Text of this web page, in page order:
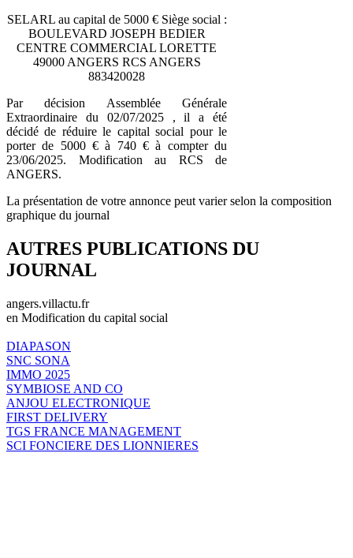
SELARL au capital de 5000 € Siège social :
BOULEVARD JOSEPH BEDIER
CENTRE COMMERCIAL LORETTE
49000 ANGERS RCS ANGERS
883420028
Par décision Assemblée Générale
Extraordinaire du 02/07/2025 , il a été
décidé de réduire le capital social pour le
porter de 5000 € à 740 € à compter du
23/06/2025. Modification au RCS de
ANGERS.
La présentation de votre annonce peut varier selon la composition
graphique du journal
AUTRES PUBLICATIONS DU
JOURNAL
angers.villactu.fr
en Modification du capital social
DIAPASON
SNC SONA
IMMO 2025
SYMBIOSE AND CO
ANJOU ELECTRONIQUE
FIRST DELIVERY
TGS FRANCE MANAGEMENT
SCI FONCIERE DES LIONNIERES